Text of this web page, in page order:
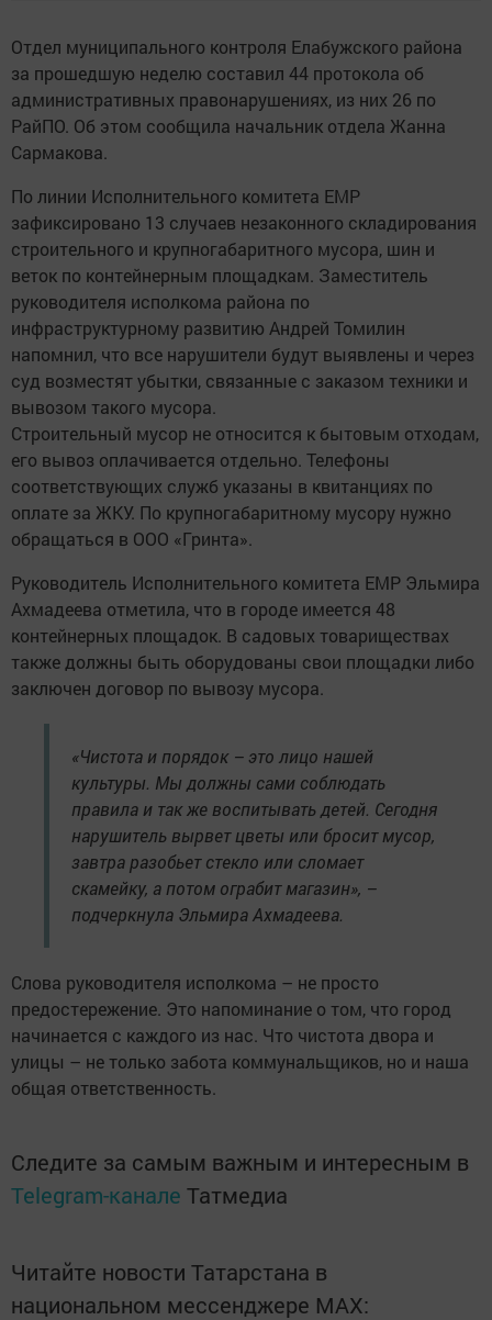
Отдел муниципального контроля Елабужского района
за прошедшую неделю составил 44 протокола об
административных правонарушениях, из них 26 по
РайПО. Об этом сообщила начальник отдела Жанна
Сармакова.
По линии Исполнительного комитета ЕМР
зафиксировано 13 случаев незаконного складирования
строительного и крупногабаритного мусора, шин и
веток по контейнерным площадкам. Заместитель
руководителя исполкома района по
инфраструктурному развитию Андрей Томилин
напомнил, что все нарушители будут выявлены и через
суд возместят убытки, связанные с заказом техники и
вывозом такого мусора.
Строительный мусор не относится к бытовым отходам,
его вывоз оплачивается отдельно. Телефоны
соответствующих служб указаны в квитанциях по
оплате за ЖКУ. По крупногабаритному мусору нужно
обращаться в ООО «Гринта».
Руководитель Исполнительного комитета ЕМР Эльмира
Ахмадеева отметила, что в городе имеется 48
контейнерных площадок. В садовых товариществах
также должны быть оборудованы свои площадки либо
заключен договор по вывозу мусора.
«Чистота и порядок – это лицо нашей
культуры. Мы должны сами соблюдать
правила и так же воспитывать детей. Сегодня
нарушитель вырвет цветы или бросит мусор,
завтра разобьет стекло или сломает
скамейку, а потом ограбит магазин», –
подчеркнула Эльмира Ахмадеева.
Слова руководителя исполкома – не просто
предостережение. Это напоминание о том, что город
начинается с каждого из нас. Что чистота двора и
улицы – не только забота коммунальщиков, но и наша
общая ответственность.
Следите за самым важным и интересным в
Telegram-канале Татмедиа
Читайте новости Татарстана в
национальном мессенджере MАХ: